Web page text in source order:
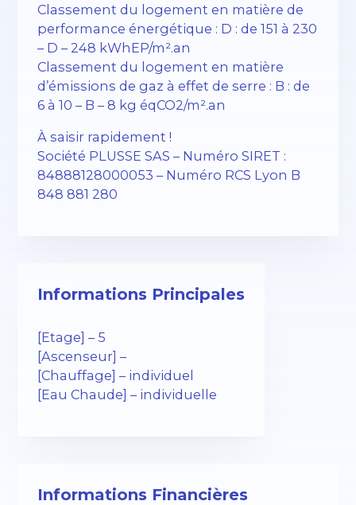
Classement du logement en matière de
performance énergétique : D : de 151 à 230
– D – 248 kWhEP/m².an
Classement du logement en matière
d’émissions de gaz à effet de serre : B : de
6 à 10 – B – 8 kg éqCO2/m².an
À saisir rapidement !
Société PLUSSE SAS – ​​Numéro SIRET :
84888128000053 – Numéro RCS Lyon B
848 881 280
Informations Principales
[Etage] – 5
[Ascenseur] –
[Chauffage] – individuel
[Eau Chaude] – individuelle
Informations Financières